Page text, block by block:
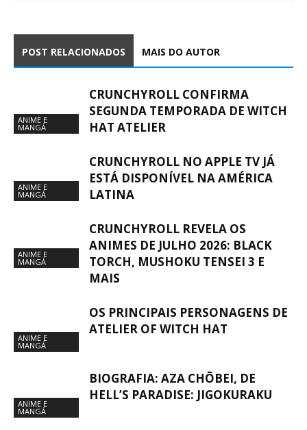
POST RELACIONADOS MAIS DO AUTOR
ANIME E
MANGÁ
CRUNCHYROLL CONFIRMA
SEGUNDA TEMPORADA DE WITCH
HAT ATELIER
ANIME E
MANGÁ
CRUNCHYROLL NO APPLE TV JÁ
ESTÁ DISPONÍVEL NA AMÉRICA
LATINA
ANIME E
MANGÁ
CRUNCHYROLL REVELA OS
ANIMES DE JULHO 2026: BLACK
TORCH, MUSHOKU TENSEI 3 E
MAIS
ANIME E
MANGÁ
OS PRINCIPAIS PERSONAGENS DE
ATELIER OF WITCH HAT
ANIME E
MANGÁ
BIOGRAFIA: AZA CHŌBEI, DE
HELL’S PARADISE: JIGOKURAKU